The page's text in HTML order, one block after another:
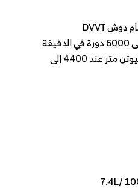
: من 140 إلى 142 نيوتن متر عند 4400 إلى